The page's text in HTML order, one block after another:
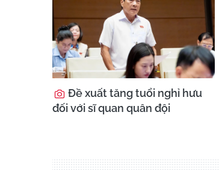
Đề xuất tăng tuổi nghỉ hưu
đối với sĩ quan quân đội